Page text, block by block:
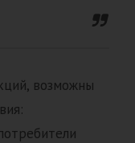
возможны